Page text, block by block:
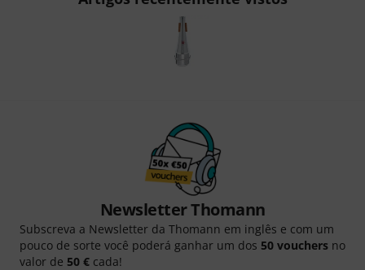
Newsletter Thomann
Subscreva a Newsletter da Thomann em inglês e com um
pouco de sorte você poderá ganhar um dos 50 vouchers no
valor de 50 € cada!